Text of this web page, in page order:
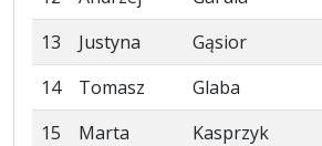
13
Justyna Gąsior
14
Tomasz Glaba
15
Marta
Kasprzyk